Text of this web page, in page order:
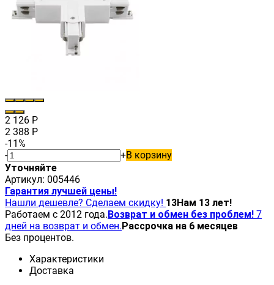
2 126 Р
2 388 Р
-11%
-
+В корзину
Уточняйте
Артикул: 005446
Гарантия лучшей цены!
Нашли дешевле? Сделаем скидку! 13Нам 13 лет!
Работаем с 2012 года.Возврат и обмен без проблем! 7
дней на возврат и обмен.Рассрочка на 6 месяцев
Без процентов.
Характеристики
Доставка